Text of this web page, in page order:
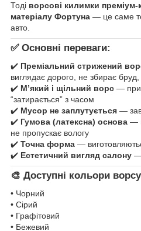
Тоді ворсові килимки преміум-
матеріалу Фортуна — це саме
авто.
✅ Основні переваги:
✔️ Преміальний стрижений
виглядає дорого, не збирає бруд,
✔️ М’який і щільний ворс —
“затирається” з часом
✔️ Мусор не заплутується —
✔️ Гумова (латексна) основа —
не пропускає вологу
✔️ Точна форма —
✔️ Естетичний вигляд салону —
🎨 Доступні кольори
• Чорний
• Сірий
• Графітовий
• Бежевий